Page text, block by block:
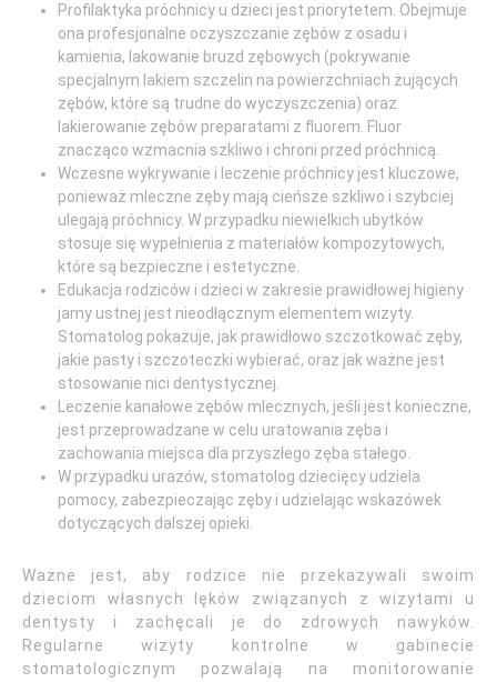
Profilaktyka próchnicy u dzieci jest priorytetem. Obejmuje
ona profesjonalne oczyszczanie zębów z osadu i
kamienia, lakowanie bruzd zębowych (pokrywanie
specjalnym lakiem szczelin na powierzchniach żujących
zębów, które są trudne do wyczyszczenia) oraz
lakierowanie zębów preparatami z fluorem. Fluor
znacząco wzmacnia szkliwo i chroni przed próchnicą.
Wczesne wykrywanie i leczenie próchnicy jest kluczowe,
ponieważ mleczne zęby mają cieńsze szkliwo i szybciej
ulegają próchnicy. W przypadku niewielkich ubytków
stosuje się wypełnienia z materiałów kompozytowych,
które są bezpieczne i estetyczne.
Edukacja rodziców i dzieci w zakresie prawidłowej higieny
jamy ustnej jest nieodłącznym elementem wizyty.
Stomatolog pokazuje, jak prawidłowo szczotkować zęby,
jakie pasty i szczoteczki wybierać, oraz jak ważne jest
stosowanie nici dentystycznej.
Leczenie kanałowe zębów mlecznych, jeśli jest konieczne,
jest przeprowadzane w celu uratowania zęba i
zachowania miejsca dla przyszłego zęba stałego.
W przypadku urazów, stomatolog dziecięcy udziela
pomocy, zabezpieczając zęby i udzielając wskazówek
dotyczących dalszej opieki.
Ważne jest, aby rodzice nie przekazywali swoim
dzieciom własnych lęków związanych z wizytami u
dentysty i zachęcali je do zdrowych nawyków.
Regularne wizyty kontrolne w gabinecie
stomatologicznym pozwalają na monitorowanie